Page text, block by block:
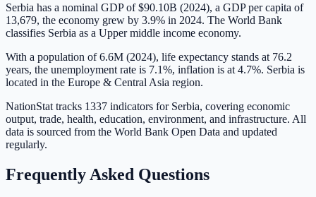
Serbia has a nominal GDP of $90.10B (2024), a GDP per capita of
13,679, the economy grew by 3.9% in 2024. The World Bank
classifies Serbia as a Upper middle income economy.
With a population of 6.6M (2024), life expectancy stands at 76.2
years, the unemployment rate is 7.1%, inflation is at 4.7%. Serbia is
located in the Europe & Central Asia region.
NationStat tracks 1337 indicators for Serbia, covering economic
output, trade, health, education, environment, and infrastructure. All
data is sourced from the World Bank Open Data and updated
regularly.
Frequently Asked Questions